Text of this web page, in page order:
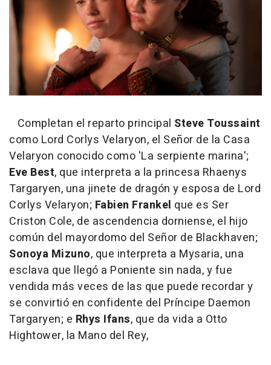
Completan el reparto principal Steve Toussaint
como Lord Corlys Velaryon, el Señor de la Casa
Velaryon conocido como 'La serpiente marina';
Eve Best, que interpreta a la princesa Rhaenys
Targaryen, una jinete de dragón y esposa de Lord
Corlys Velaryon; Fabien Frankel que es Ser
Criston Cole, de ascendencia dorniense, el hijo
común del mayordomo del Señor de Blackhaven;
Sonoya Mizuno, que interpreta a Mysaria, una
esclava que llegó a Poniente sin nada, y fue
vendida más veces de las que puede recordar y
se convirtió en confidente del Príncipe Daemon
Targaryen; e Rhys Ifans, que da vida a Otto
Hightower, la Mano del Rey,